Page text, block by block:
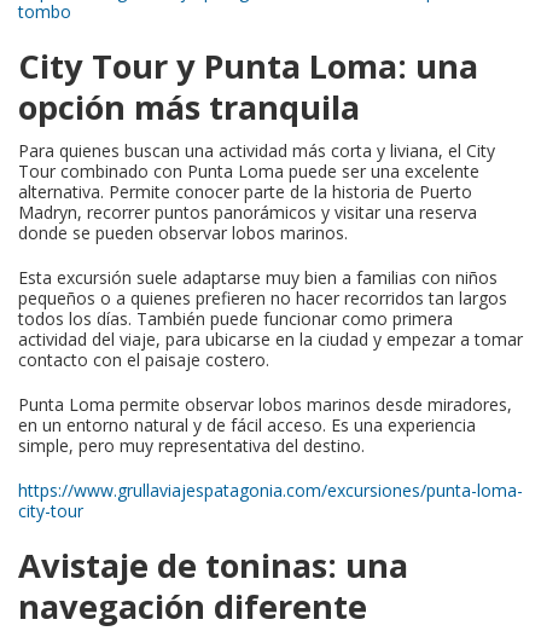
tombo
City Tour y Punta Loma: una
opción más tranquila
Para quienes buscan una actividad más corta y liviana, el City
Tour combinado con Punta Loma puede ser una excelente
alternativa. Permite conocer parte de la historia de Puerto
Madryn, recorrer puntos panorámicos y visitar una reserva
donde se pueden observar lobos marinos.
Esta excursión suele adaptarse muy bien a familias con niños
pequeños o a quienes prefieren no hacer recorridos tan largos
todos los días. También puede funcionar como primera
actividad del viaje, para ubicarse en la ciudad y empezar a tomar
contacto con el paisaje costero.
Punta Loma permite observar lobos marinos desde miradores,
en un entorno natural y de fácil acceso. Es una experiencia
simple, pero muy representativa del destino.
https://www.grullaviajespatagonia.com/excursiones/punta-loma-
city-tour
Avistaje de toninas: una
navegación diferente